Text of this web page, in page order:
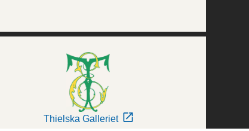
Thielska Galleriet